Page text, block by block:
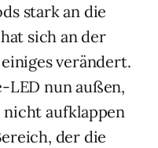
stark an die
sich an der
verändert.
LED nun außen,
nicht aufklappen
der die